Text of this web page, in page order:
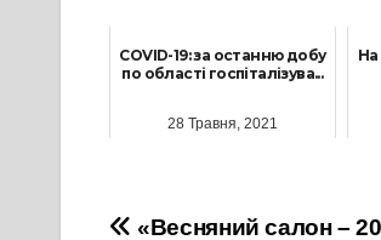
COVID-19: за останню добу
по області госпіталізува...
28 Травня, 2021
На
«Весняний салон –